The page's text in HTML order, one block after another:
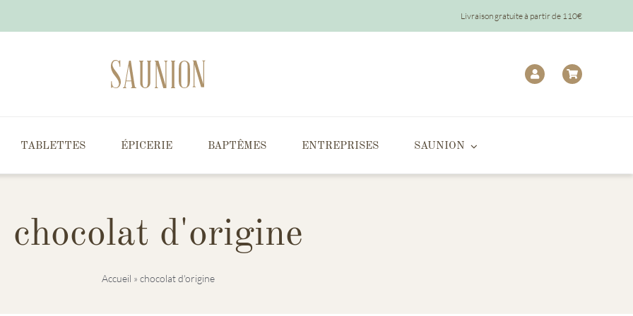
Livraison gratuite à partir de 110€
TABLETTES ÉPICERIE BAPTÊMES ENTREPRISES SAUNION
chocolat d'origine
Accueil » chocolat d'origine